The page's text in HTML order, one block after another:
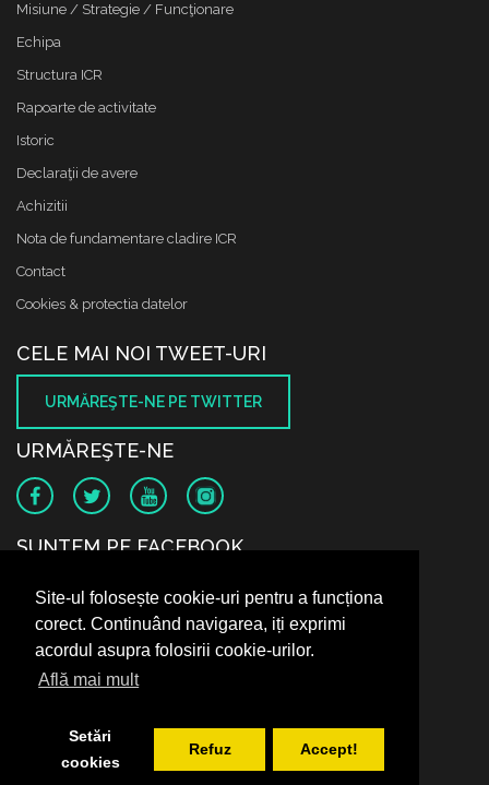
Site-ul folosește cookie-uri pentru a funcționa
corect. Continuând navigarea, iți exprimi
acordul asupra folosirii cookie-urilor.
Află mai mult
Setări
cookies
Refuz Accept!
Misiune / Strategie / Funcţionare
Echipa
Structura ICR
Rapoarte de activitate
Istoric
Declaraţii de avere
Achizitii
Nota de fundamentare cladire ICR
Contact
Cookies & protectia datelor
CELE MAI NOI TWEET-URI
URMĂREŞTE-NE PE TWITTER
URMĂREŞTE-NE
SUNTEM PE FACEBOOK